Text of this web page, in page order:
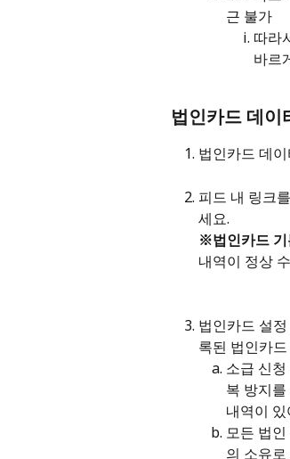
근 불가
따라
바르
법인카드 데이
법인카드 데
피드 내 링크
세요.
※법인카드 기
내역이 정상
법인카드 설
록된 법인카
소급 신
복 방지
내역이
모든 법
의 소유